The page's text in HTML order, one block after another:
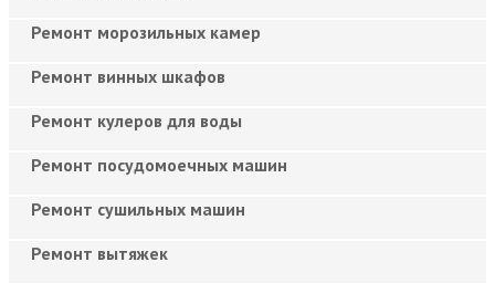
Ремонт морозильных камер
Ремонт винных шкафов
Ремонт кулеров для воды
Ремонт посудомоечных машин
Ремонт сушильных машин
Ремонт вытяжек